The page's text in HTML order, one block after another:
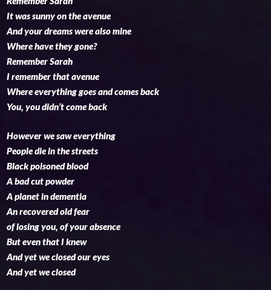
It was sunny on the avenue
And your dreams were also mine
Where have they gone?
RememberSarah
I remember that avenue
Where everything goes and comes back
You, you didn’t come back
However we saw everything
People die in the streets
Black poisoned blood
A bad cut powder
A planet in dementia
An recovered old fear
of losing you, of your absence
But even that I knew
And yet we closed our eyes
And yet we closed